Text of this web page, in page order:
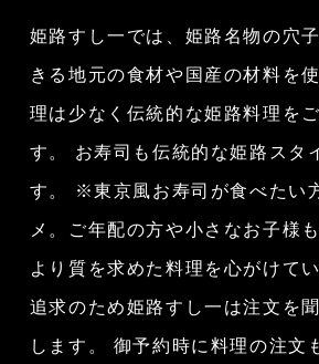
姫路すし一では、姫路名物の穴
きる地元の食材や 国産の材料を
理は少なく伝統的な姫路料理を
す。 お寿司も伝統的な姫路スタ
す。 ※東京風お寿司が食べたい
メ。 ご年配の方や小さなお子様
より質を求めた料理を心がけて
追求のため姫路すし一は注文を
します。 御予約時に料理の注文